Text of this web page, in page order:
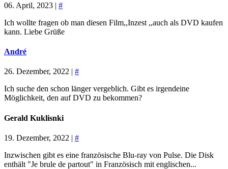
06. April, 2023 | #
Ich wollte fragen ob man diesen Film,,Inzest ,,auch als DVD kaufen
kann. Liebe Grüße
André
26. Dezember, 2022 | #
Ich suche den schon länger vergeblich. Gibt es irgendeine
Möglichkeit, den auf DVD zu bekommen?
Gerald Kuklisnki
19. Dezember, 2022 | #
Inzwischen gibt es eine französische Blu-ray von Pulse. Die Disk
enthält "Je brule de partout" in Französisch mit englischen...